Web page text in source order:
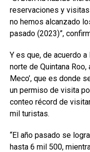
reservaciones y visitas
no hemos alcanzado
pasado (2023)”,
Y es que, de acuerdo
norte de Quintana
Meco’, que es donde
un permiso de visita
conteo récord de
mil turistas.
“El año pasado se
hasta 6 mil 500,